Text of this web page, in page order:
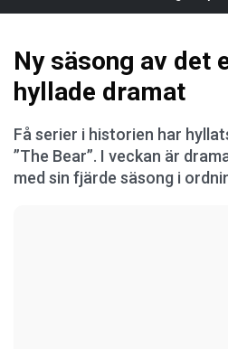
Ny säsong av det
hyllade dramat
Få serier i historien har
”The Bear”. I veckan är
med sin fjärde säsong i